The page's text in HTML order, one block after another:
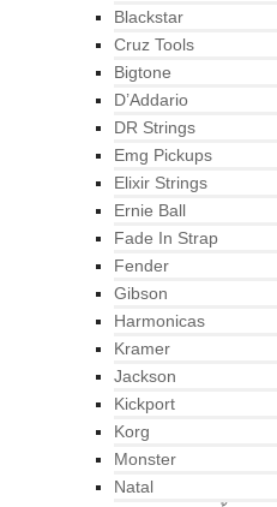
Blackstar
Cruz Tools
Bigtone
D’Addario
DR Strings
Emg Pickups
Elixir Strings
Ernie Ball
Fade In Strap
Fender
Gibson
Harmonicas
Kramer
Jackson
Kickport
Korg
Monster
Natal